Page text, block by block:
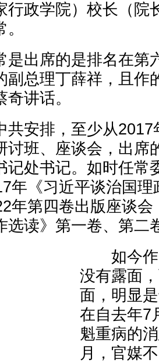
行政学院）校长（院
出席的是排名在第
副总理丁薛祥，且作
讲话。
安排，至少从2017
讨班、座谈会，出席
记处书记。如时任常
年《习近平谈治国
年第四卷出版座谈
选读》第一卷、第二
如今作
没有露面
面，明显
在自去年7
魁重病的
月，官媒